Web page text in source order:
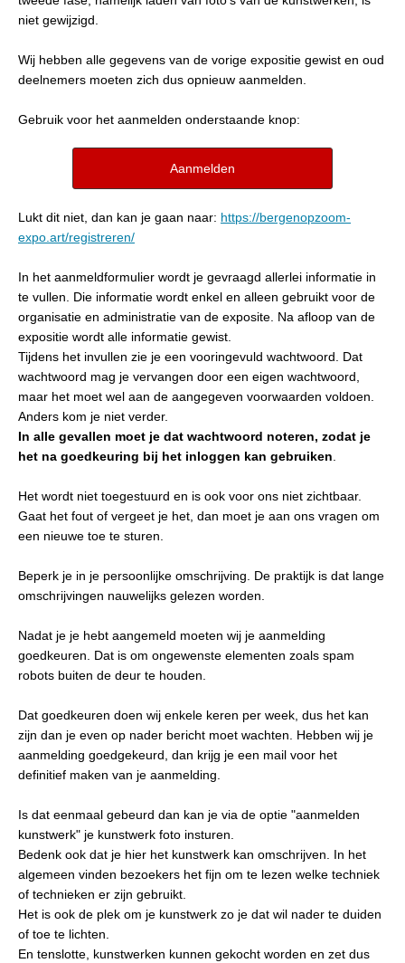
niet gewijzigd.
Wij hebben alle gegevens van de vorige expositie gewist en oud
deelnemers moeten zich dus opnieuw aanmelden.
Gebruik voor het aanmelden onderstaande knop:
Aanmelden
Lukt dit niet, dan kan je gaan naar: https://bergenopzoom-
expo.art/registreren/
In het aanmeldformulier wordt je gevraagd allerlei informatie in
te vullen. Die informatie wordt enkel en alleen gebruikt voor de
organisatie en administratie van de exposite. Na afloop van de
expositie wordt alle informatie gewist.
Tijdens het invullen zie je een vooringevuld wachtwoord. Dat
wachtwoord mag je vervangen door een eigen wachtwoord,
maar het moet wel aan de aangegeven voorwaarden voldoen.
Anders kom je niet verder.
In alle gevallen moet je dat wachtwoord noteren, zodat je
het na goedkeuring bij het inloggen kan gebruiken
Het wordt niet toegestuurd en is ook voor ons niet zichtbaar.
Gaat het fout of vergeet je het, dan moet je aan ons vragen om
een nieuwe toe te sturen.
Beperk je in je persoonlijke omschrijving. De praktijk is dat lange
omschrijvingen nauwelijks gelezen worden.
Nadat je je hebt aangemeld moeten wij je aanmelding
goedkeuren. Dat is om ongewenste elementen zoals spam
robots buiten de deur te houden.
Dat goedkeuren doen wij enkele keren per week, dus het kan
zijn dan je even op nader bericht moet wachten. Hebben wij je
aanmelding goedgekeurd, dan krijg je een mail voor het
definitief maken van je aanmelding.
Is dat eenmaal gebeurd dan kan je via de optie "aanmelden
kunstwerk" je kunstwerk foto insturen.
Bedenk ook dat je hier het kunstwerk kan omschrijven. In het
algemeen vinden bezoekers het fijn om te lezen welke techniek
of technieken er zijn gebruikt.
Het is ook de plek om je kunstwerk zo je dat wil nader te duiden
of toe te lichten.
En tenslotte, kunstwerken kunnen gekocht worden en zet dus